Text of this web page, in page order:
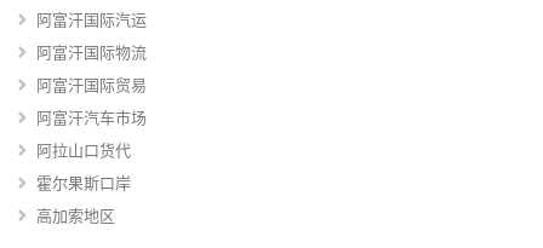
阿富汗国际汽运
阿富汗国际物流
阿富汗国际贸易
阿富汗汽车市场
阿拉山口货代
霍尔果斯口岸
高加索地区